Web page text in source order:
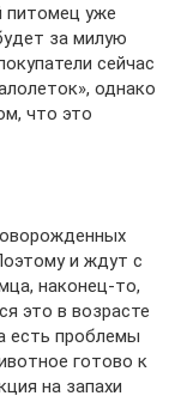
питомец уже
за милую
сейчас
однако
что это
и ждут с
наконец-то,
это в возрасте
есть проблемы
готово к
на запахи